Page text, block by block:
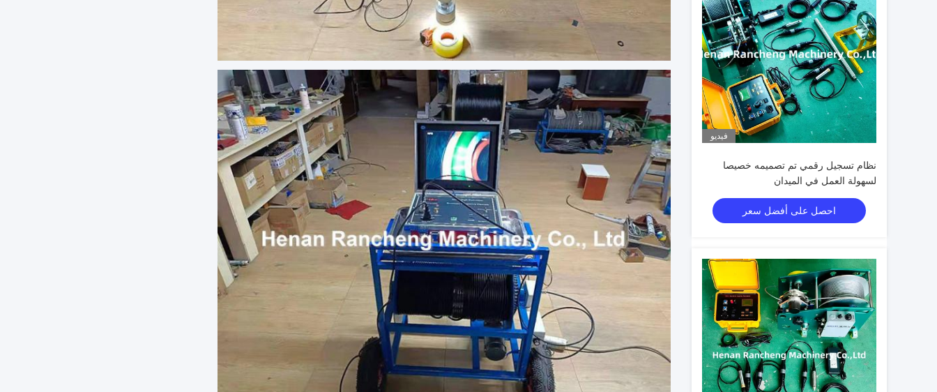
فيديو
نظام تسجيل رقمي تم تصميمه خصيصا
لسهولة العمل في الميدان
احصل على أفضل سعر